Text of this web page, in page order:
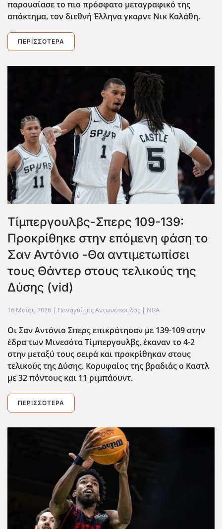
παρουσίασε το πιο πρόσφατο μεταγραφικό της
απόκτημα, τον διεθνή Έλληνα γκαρντ Νικ Καλάθη.
ΠΕΡΙΣΣΌΤΕΡΑ
Τίμπεργουλβς-Σπερς 109-139:
Προκρίθηκε στην επόμενη φάση το
Σαν Αντόνιο -Θα αντιμετωπίσει
τους Θάντερ στους τελικούς της
Δύσης (vid)
16 Μαΐου 2026 | Παναγιώτης Αντωνόπουλος | NBA
Οι Σαν Αντόνιο Σπερς επικράτησαν με 139-109 στην
έδρα των Μινεσότα Τίμπεργουλβς, έκαναν το 4-2
στην μεταξύ τους σειρά και προκρίθηκαν στους
τελικούς της Δύσης. Κορυφαίος της βραδιάς ο Καστλ
με 32 πόντους και 11 ριμπάουντ.
ΠΕΡΙΣΣΌΤΕΡΑ